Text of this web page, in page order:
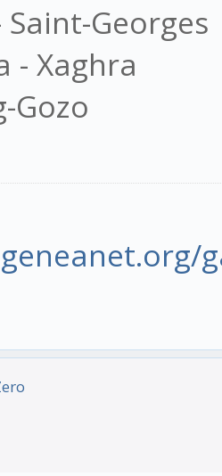
Saint-Georges
- Xaghra
Gozo